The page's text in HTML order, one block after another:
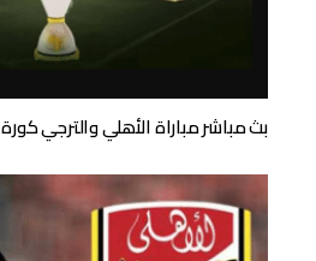
بث مباشر مباراة الأهلي والترجي